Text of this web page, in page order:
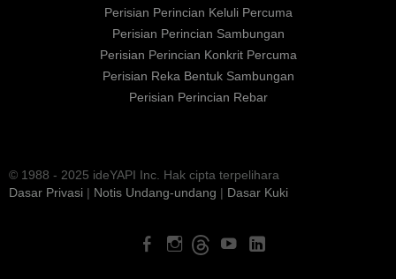
Perisian Perincian Keluli Percuma
Perisian Perincian Sambungan
Perisian Perincian Konkrit Percuma
Perisian Reka Bentuk Sambungan
Perisian Perincian Rebar
© 1988 - 2025 ideYAPI Inc. Hak cipta terpelihara
Dasar Privasi | Notis Undang-undang | Dasar Kuki